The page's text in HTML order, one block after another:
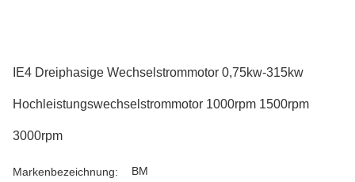
IE4 Dreiphasige Wechselstrommotor 0,75kw-315kw
Hochleistungswechselstrommotor 1000rpm 1500rpm
3000rpm
Markenbezeichnung: BM